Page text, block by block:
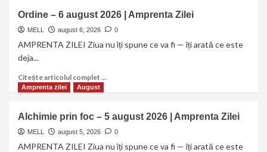
Ordine – 6 august 2026 | Amprenta Zilei
MELL august 6, 2026 0
AMPRENTA ZILEI Ziua nu îți spune ce va fi — îți arată ce este
deja...
Citește articolul complet ...
Amprenta zilei August
Alchimie prin foc – 5 august 2026 | Amprenta Zilei
MELL august 5, 2026 0
AMPRENTA ZILEI Ziua nu îți spune ce va fi — îți arată ce este